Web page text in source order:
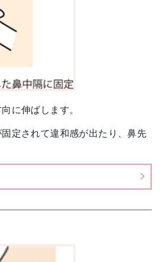
に伸ばします。
定されて違和感が出たり、鼻先